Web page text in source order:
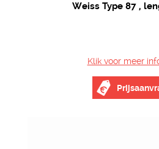
Weiss Type 87 ,
Klik voor meer